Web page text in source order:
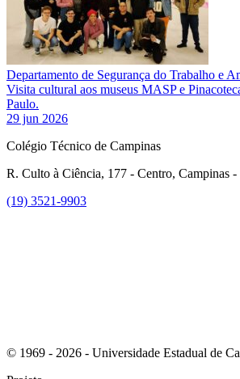
Departamento de Segurança do Trabalho e
Visita cultural aos museus MASP e
Paulo.
29 jun 2026
Colégio Técnico de Campinas
R. Culto à Ciência, 177 - Centro, Campinas -
(19) 3521-9903
© 1969 - 2026 - Universidade Estadual de